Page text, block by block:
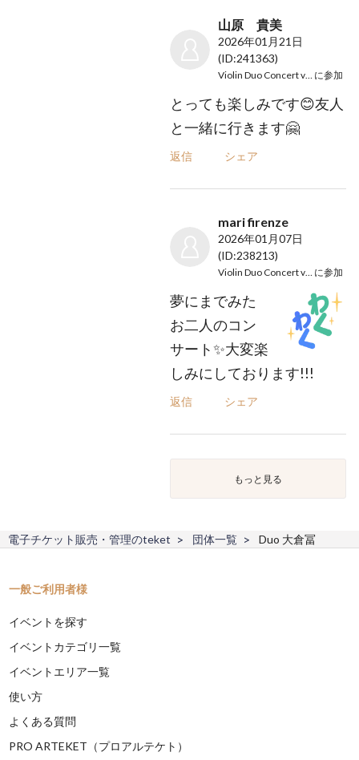
山原 貴美
2026年01月21日
(ID:241363)
Violin Duo Concert vol.1 に参加
とっても楽しみです😊友人
と一緒に行きます🤗
返信 シェア
mari firenze
2026年01月07日
(ID:238213)
Violin Duo Concert vol.1 に参加
夢にまでみた
お二人のコン
サート✨大変楽
しみにしております!!!
返信 シェア
もっと見る
電子チケット販売・管理のteket 団体一覧 Duo 大倉冨
一般ご利用者様
イベントを探す
イベントカテゴリ一覧
イベントエリア一覧
使い方
よくある質問
PRO ARTEKET（プロアルテケト）